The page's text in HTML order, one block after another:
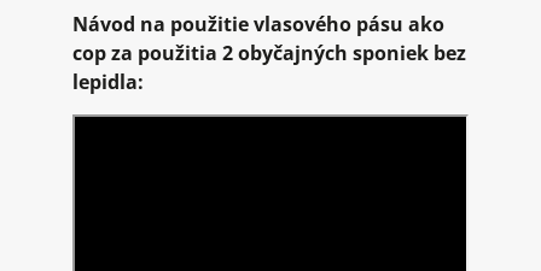
Návod na použitie vlasového pásu ako
cop za použitia 2 obyčajných sponiek bez
lepidla: